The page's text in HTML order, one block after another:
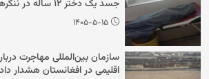
جسد یک دختر ۱۲ ساله در ننگرهار پیدا شد
۱۴۰۵-۵-۱۵
سازمان بین‌المللی مهاجرت
اقلیمی در افغانستان هشدار داد